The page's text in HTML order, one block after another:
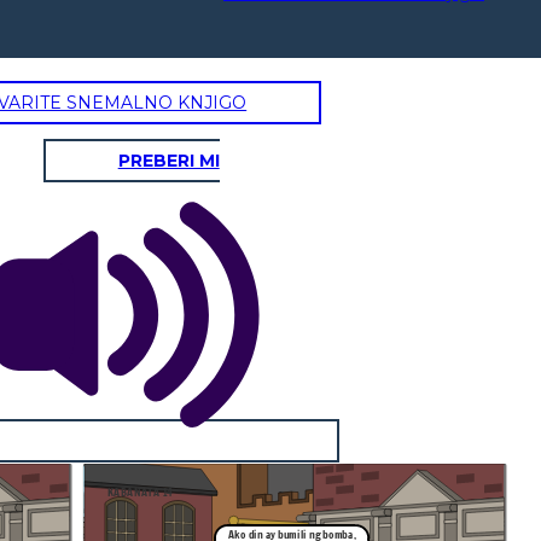
SNEMALNO KNJIGO
PREBERI MI
KABANATA 14
Ako din ay bumili ng bomba,